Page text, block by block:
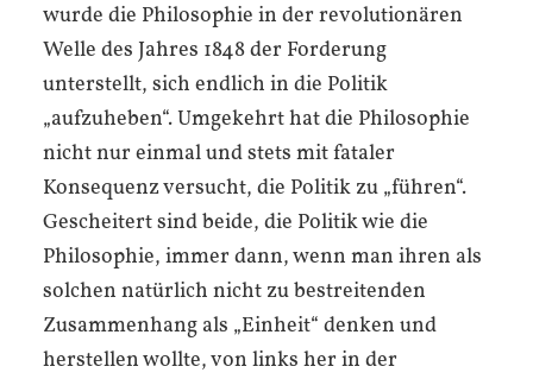
wurde die Philosophie in der revolutionären
Welle des Jahres 1848 der Forderung
unterstellt, sich endlich in die Politik
„aufzuheben“. Umgekehrt hat die Philosophie
nicht nur einmal und stets mit fataler
Konsequenz versucht, die Politik zu „führen“.
Gescheitert sind beide, die Politik wie die
Philosophie, immer dann, wenn man ihren als
solchen natürlich nicht zu bestreitenden
Zusammenhang als „Einheit“ denken und
herstellen wollte, von links her in der